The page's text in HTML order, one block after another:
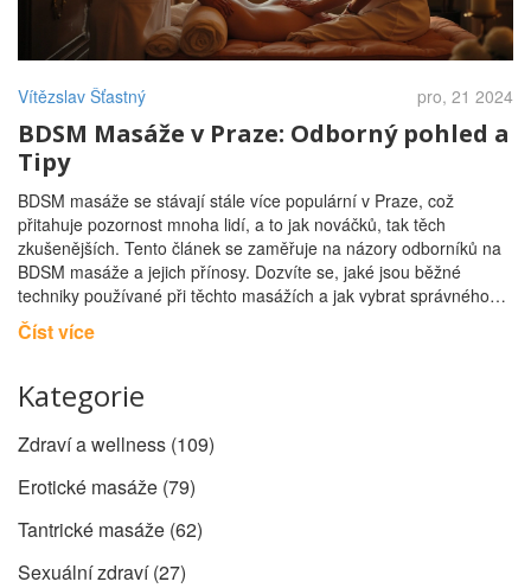
Vítězslav Šťastný pro, 21 2024
BDSM Masáže v Praze: Odborný pohled a
Tipy
BDSM masáže se stávají stále více populární v Praze, což
přitahuje pozornost mnoha lidí, a to jak nováčků, tak těch
zkušenějších. Tento článek se zaměřuje na názory odborníků na
BDSM masáže a jejich přínosy. Dozvíte se, jaké jsou běžné
techniky používané při těchto masážích a jak vybrat správného
terapeuta. Také prozkoumáme praktické tipy, jak z BDSM masáže
získat co nejvíce.
Číst více
Kategorie
Zdraví a wellness (109)
Erotické masáže (79)
Tantrické masáže (62)
Sexuální zdraví(27)